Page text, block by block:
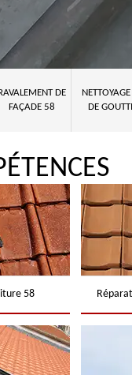
DE
FAÇADE 58
DE
58